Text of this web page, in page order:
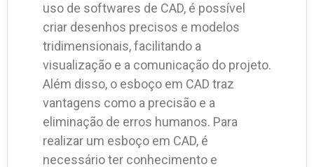
uso de softwares de CAD, é possível
criar desenhos precisos e modelos
tridimensionais, facilitando a
visualização e a comunicação do projeto.
Além disso, o esboço em CAD traz
vantagens como a precisão e a
eliminação de erros humanos. Para
realizar um esboço em CAD, é
necessário ter conhecimento e